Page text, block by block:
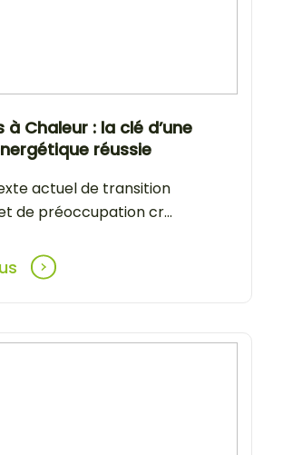
à Chaleur : la clé d’une
réussie
actuel de transition
de préoccupation cr...